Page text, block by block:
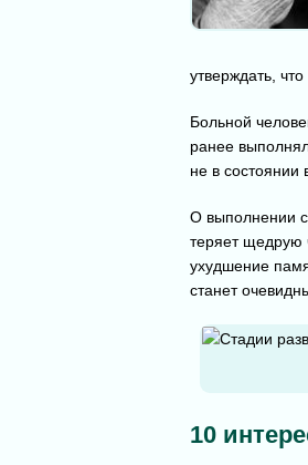
утверждать,
Больной
ранее
не в
О выполнении
теряет щедрую
ухудшение
станет
10